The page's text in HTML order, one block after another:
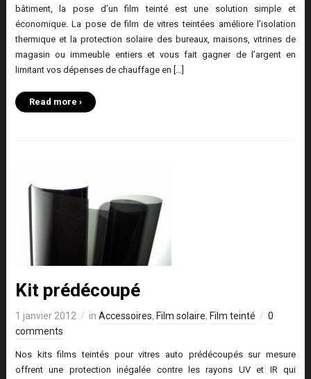
bâtiment, la pose d’un film teinté est une solution simple et
économique. La pose de film de vitres teintées améliore l’isolation
thermique et la protection solaire des bureaux, maisons, vitrines de
magasin ou immeuble entiers et vous fait gagner de l’argent en
limitant vos dépenses de chauffage en […]
Read more ›
Kit prédécoupé
1 janvier 2012 in Accessoires, Film solaire, Film teinté
0
comments
Nos kits films teintés pour vitres auto prédécoupés sur mesure
offrent une protection inégalée contre les rayons UV et IR qui